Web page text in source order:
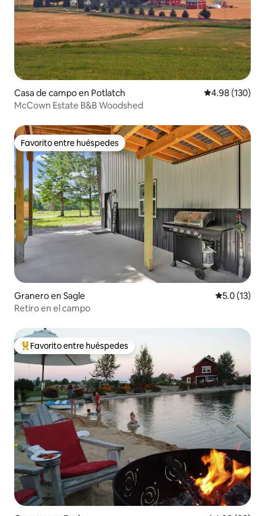
Casa de campo en Potlatch Calificación
4.98 (130)
McCown Estate B&B Woodshed
Favorito entre huéspedes
Favorito entre huéspedes
Granero en Sagle Calificación
5.0 (13)
Retiro en el campo
Favorito entre huéspedes preferido
Favorito entre huéspedes